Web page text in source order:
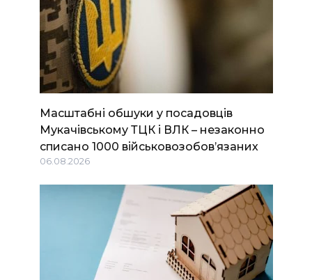
Масштабні обшуки у посадовців
Мукачівському ТЦК і ВЛК – незаконно
списано 1000 військовозобов’язаних
06.08.2026